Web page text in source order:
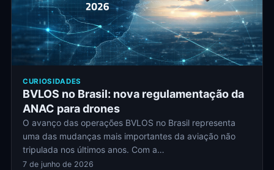
CURIOSIDADES
BVLOS no Brasil: nova regulamentação da
ANAC para drones
O avanço das operações BVLOS no Brasil representa
uma das mudanças mais importantes da aviação não
tripulada nos últimos anos. Com a…
7 de junho de 2026